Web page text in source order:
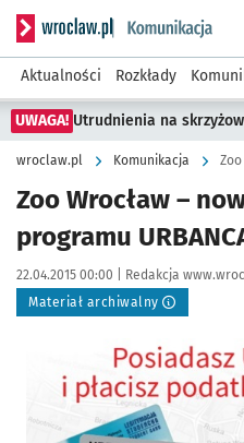
Serwis informacyjny
Aktualności Rozkłady
UWAGA! Utrudnienia na
wroclaw.pl Komunikacja
Zoo Wrocław –
programu
Data publikacji:
22.04.2015 00:00 | Autor:
Redakcja
Materiał archiwalny
Kliknij, aby powiększyć